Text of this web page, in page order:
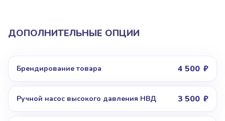
ДОПОЛНИТЕЛЬНЫЕ ОПЦИИ
Брендирование товара 4 500
Ручной насос высокого давления НВД 3 500